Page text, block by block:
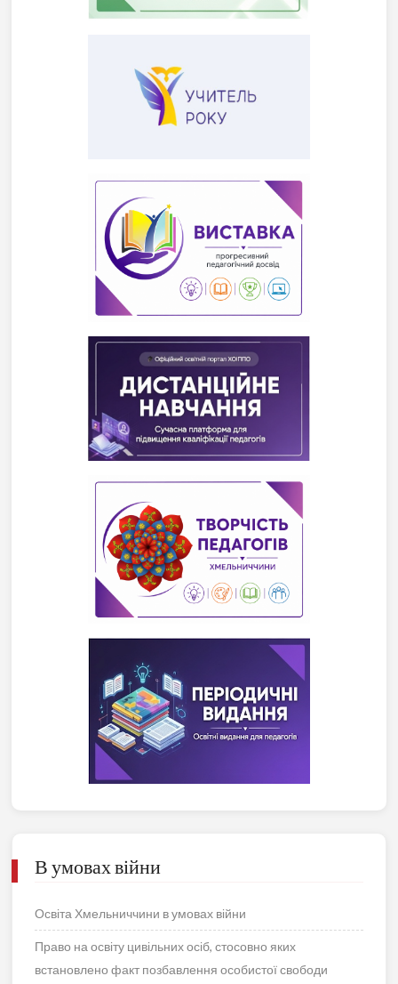
В умовах війни
Освіта Хмельниччини в умовах війни
Право на освіту цивільних осіб, стосовно яких
встановлено факт позбавлення особистої свободи